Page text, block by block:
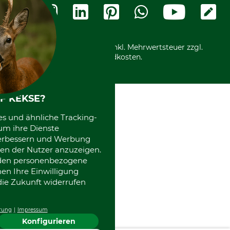
Widerrufsformular
Kostenloser Rückversand
Nachhaltigkeit
Entsorgung und Umwelt
Datenschutz Print
Vorkasse
Ladengeschäft
Motorgeräteshop
Über uns
Community
International
Kooperationen
Alle Preise in Euro und inkl. Mehrwertsteuer zzgl.
Versandkosten.
KEKSE?
und ähnliche Tracking-
ihre Dienste
und Werbung
der Nutzer anzuzeigen.
personenbezogene
Ihre Einwilligung
Zukunft widerrufen
Impressum
Konfigurieren